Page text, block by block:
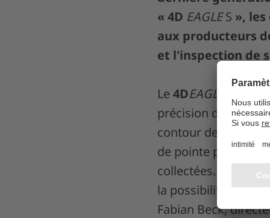
« 4D EAGLES »,
aux producteurs
et l'inspection de
Le4DEAGLE
précision différents
contour des
de pointe pour
collectées. « Les
la possibilité
Fabian Beck,